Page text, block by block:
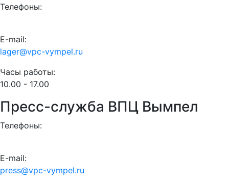
Телефоны:
E-mail:
lager@vpc-vympel.ru
Часы работы:
10.00 - 17.00
Пресс-служба ВПЦ Вымпел
Телефоны:
E-mail:
press@vpc-vympel.ru